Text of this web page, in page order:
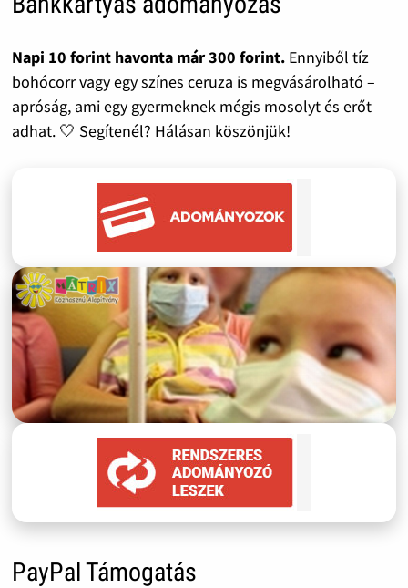
Napi 10 forint havonta már 300 forint.Ennyiből tíz
bohócorr vagy egy színes ceruza is megvásárolható –
apróság, ami egy gyermeknek mégis mosolyt és erőt
adhat. 🤍 Segítenél? Hálásan köszönjük!
PayPal Támogatás